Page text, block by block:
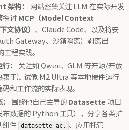
架构：
网站密集关注 LLM 在实际开发
探讨MCP（Model Context
协议） 、Claude Code、以及将安
Gateway、沙箱隔离）剥离出
程实践。
：
关注如 Qwen、GLM 等开源/开放
衷于测试像 M2 Ultra 等本地硬件运行
和工作流的实际表现。
围绕他自己主导的Datasette 项目
布数据的 Python 工具），分享各类扩
组件
datasette-acl 、应用托管